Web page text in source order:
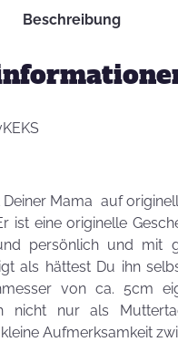
Beschreibung
Deiner Mama auf
ist eine originelle
persönlich und mit
als hättest Du ihn
von ca. 5cm
nicht nur als
Aufmerksamkeit